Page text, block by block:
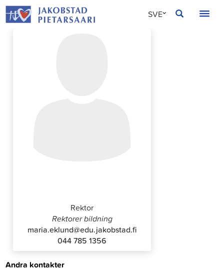
Hoppa
till
SVE
Rektor
Rektorer bildning
maria.eklund@edu.jakobstad.fi
044 785 1356
Andra kontakter